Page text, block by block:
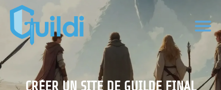
CRÉER UN SITE DE GUILDE FINAL